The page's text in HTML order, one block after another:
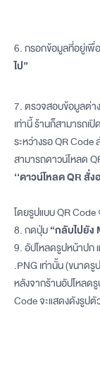
6. กรอกข้อมูลที่อยู่เพื่
ไป”
7. ตรวจสอบข้อมูลต่า
เท่านี้ ร้านก็สามารถเ
ระหว่างรอ QR
สามารถดาวน์โหลด
‘‘ดาวน์โหลด QR สั่ง
โดยรูปแบบ QR Code
8. กดปุ่ม“กลับไปยัง
9. อัปโหลดรูปหน้าปก
.PNG เท่านั้น (ขนาด
หลังจากร้านอัปโหลดรู
Code จะแสดงดังรูปตั